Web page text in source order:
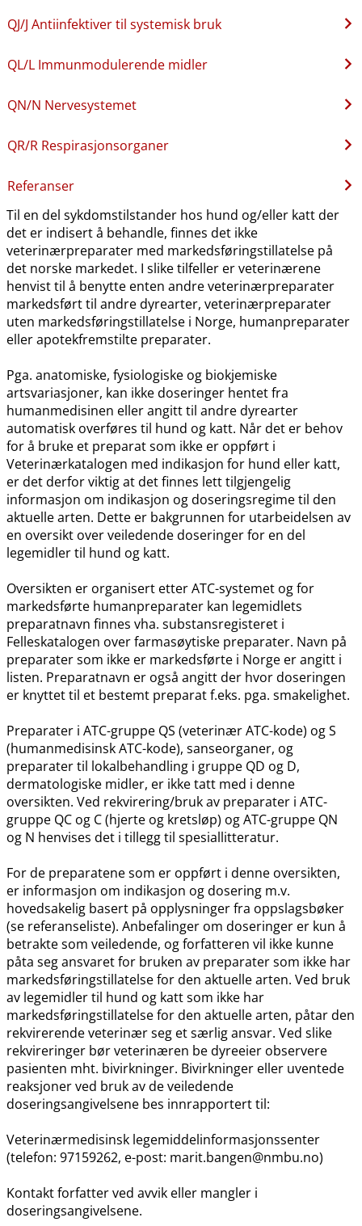
QJ​/​J Antiinfektiver til systemisk bruk
QL​/​L Immunmodulerende midler
QN​/​N Nervesystemet
QR​/​R Respirasjonsorganer
Referanser
Til en del sykdomstilstander hos hund og​/​eller katt der
det er indisert å behandle, finnes det ikke
veterinærpreparater med markedsføringstillatelse på
det norske markedet. I slike tilfeller er veterinærene
henvist til å benytte enten andre veterinærpreparater
markedsført til andre dyrearter, veterinærpreparater
uten markedsføringstillatelse i Norge, humanpreparater
eller apotekfremstilte preparater.
Pga. anatomiske, fysiologiske og biokjemiske
artsvariasjoner, kan ikke doseringer hentet fra
humanmedisinen eller angitt til andre dyrearter
automatisk overføres til hund og katt. Når det er behov
for å bruke et preparat som ikke er oppført i
Veterinærkatalogen med indikasjon for hund eller katt,
er det derfor viktig at det finnes lett tilgjengelig
informasjon om indikasjon og doseringsregime til den
aktuelle arten. Dette er bakgrunnen for utarbeidelsen av
en oversikt over veiledende doseringer for en del
legemidler til hund og katt.
Oversikten er organisert etter ATC-systemet og for
markedsførte humanpreparater kan legemidlets
preparatnavn finnes vha. substansregisteret i
Felleskatalogen over farmasøytiske preparater. Navn på
preparater som ikke er markedsførte i Norge er angitt i
listen. Preparatnavn er også angitt der hvor doseringen
er knyttet til et bestemt preparat f.eks. pga. smakelighet.
Preparater i ATC-gruppe QS (veterinær ATC-kode) og S
(humanmedisinsk ATC-kode), sanseorganer, og
preparater til lokalbehandling i gruppe QD og D,
dermatologiske midler, er ikke tatt med i denne
oversikten. Ved rekvirering​/​bruk av preparater i ATC-
gruppe QC og C (hjerte og kretsløp) og ATC-gruppe QN
og N henvises det i tillegg til spesiallitteratur.
For de preparatene som er oppført i denne oversikten,
er informasjon om indikasjon og dosering m.v.
hovedsakelig basert på opplysninger fra oppslagsbøker
(se referanseliste). Anbefalinger om doseringer er kun å
betrakte som veiledende, og forfatteren vil ikke kunne
påta seg ansvaret for bruken av preparater som ikke har
markedsføringstillatelse for den aktuelle arten. Ved bruk
av legemidler til hund og katt som ikke har
markedsføringstillatelse for den aktuelle arten, påtar den
rekvirerende veterinær seg et særlig ansvar. Ved slike
rekvireringer bør veterinæren be dyreeier observere
pasienten mht. bivirkninger. Bivirkninger eller uventede
reaksjoner ved bruk av de veiledende
doseringsangivelsene bes innrapportert til:
Veterinærmedisinsk legemiddelinformasjonssenter
(telefon: 97159262, e-post: marit.bangen@nmbu.no)
Kontakt forfatter ved avvik eller mangler i
doseringsangivelsene.